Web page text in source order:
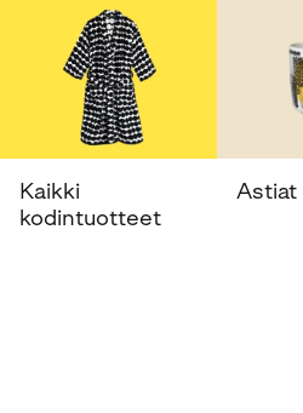
Kaikki
kodintuotteet
Astiat